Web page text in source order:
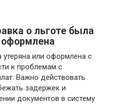
о льготе была
оформлена
утеряна или оформлена с
к проблемам с
Важно действовать
задержек и
документов в систему